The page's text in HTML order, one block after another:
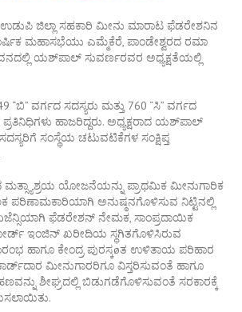
ಉಡುಪಿ ಜಿಲ್ಲಾ ಸಹಕಾರಿ ಮೀನು ಮಾರಾಟ ಫೆಡರೇಶನಿನ
ಮಹಾಸಭೆಯು ಎಮ್ಮೆಕೆರೆ, ಪಾಂಡೇಶ್ವರದ ರಮಾ
ಯಶ್‍ಪಾಲ್ ಸುವರ್ಣರವರ ಅಧ್ಯಕ್ಷತೆಯಲ್ಲಿ
ವರ್ಗದ ಸದಸ್ಯರು ಮತ್ತು 760 “ಸಿ” ವರ್ಗದ
ಪ್ರತಿನಿಧಿಗಳು ಹಾಜರಿದ್ದರು. ಅಧ್ಯಕ್ಷರಾದ ಯಶ್‍ಪಾಲ್
ಸಂಸ್ಥೆಯ ಚಟುವಟಿಕೆಗಳ ಸಂಕ್ಷಿಪ್ತ
ಮತ್ಸ್ಯಾಶ್ರಯ ಯೋಜನೆಯನ್ನು ಪ್ರಾಥಮಿಕ ಮೀನುಗಾರಿಕ
ಅನುಷ್ಠನಗೊಳಿಸುವ ನಿಟ್ಟಿನಲ್ಲಿ
ಫೆಡರೇಶನ್ ನೇಮಕ, ಸಾಂಪ್ರದಾಯಿಕ
ಇಂಜಿನ್ ಖರೀದಿಯ ಸ್ಥಗಿತಗೊಳಿಸಿರುವ
ಹಾಗೂ ಕೇಂದ್ರ ಪುರಸ್ಕøತ ಉಳಿತಾಯ ಪರಿಹಾರ
ಮೀನುಗಾರರಿಗೂ ವಿಸ್ತರಿಸುವಂತೆ ಹಾಗೂ
ಶೀಘ್ರದಲ್ಲಿ ಬಿಡುಗಡೆಗೊಳಿಸುವಂತೆ ಸರಕಾರಕ್ಕೆ